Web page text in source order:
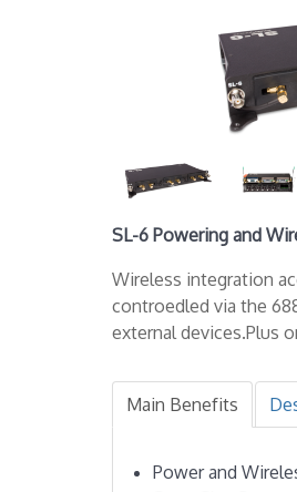
SL-6 Powering and
Wireless integration
controedled via the
external devices.Plus
Main Benefits
Power and